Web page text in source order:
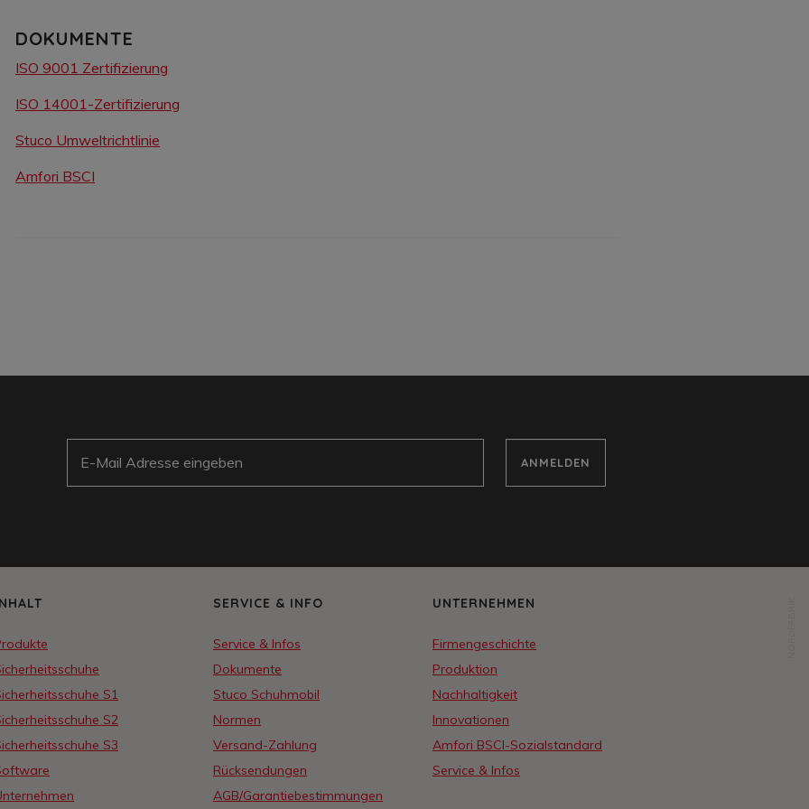
DOKUMENTE
ISO 9001 Zertifizierung
ISO 14001-Zertifizierung
Stuco Umweltrichtlinie
Amfori BSCI
ANMELDEN
S1
S2
S3
SERVICE & INFO
Service & Infos
Dokumente
Stuco Schuhmobil
Normen
Versand-Zahlung
Rücksendungen
AGB/Garantiebestimmungen
UNTERNEHMEN
Firmengeschichte
Produktion
Nachhaltigkeit
Innovationen
Amfori BSCI-Sozialstandard
Service & Infos